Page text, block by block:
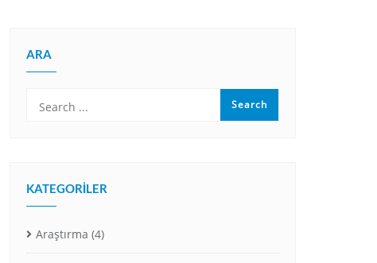
ARA
KATEGORILER
Araştırma (4)